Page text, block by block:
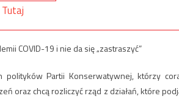
Tutaj
COVID-19 i nie da się „zastraszyć”
polityków Partii Konserwatywnej, którzy
oraz chcą rozliczyć rząd z działań, które